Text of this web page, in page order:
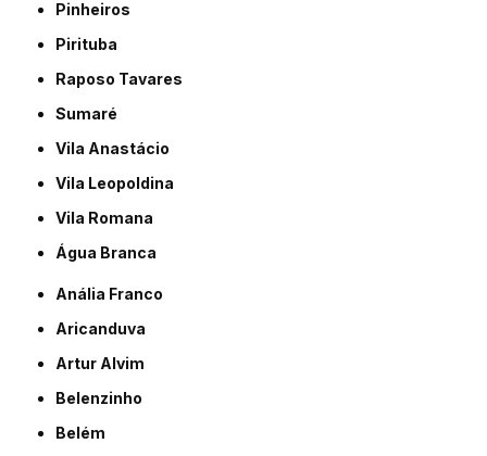
Pinheiros
Pirituba
Raposo Tavares
Sumaré
Vila Anastácio
Vila Leopoldina
Vila Romana
Água Branca
Anália Franco
Aricanduva
Artur Alvim
Belenzinho
Belém